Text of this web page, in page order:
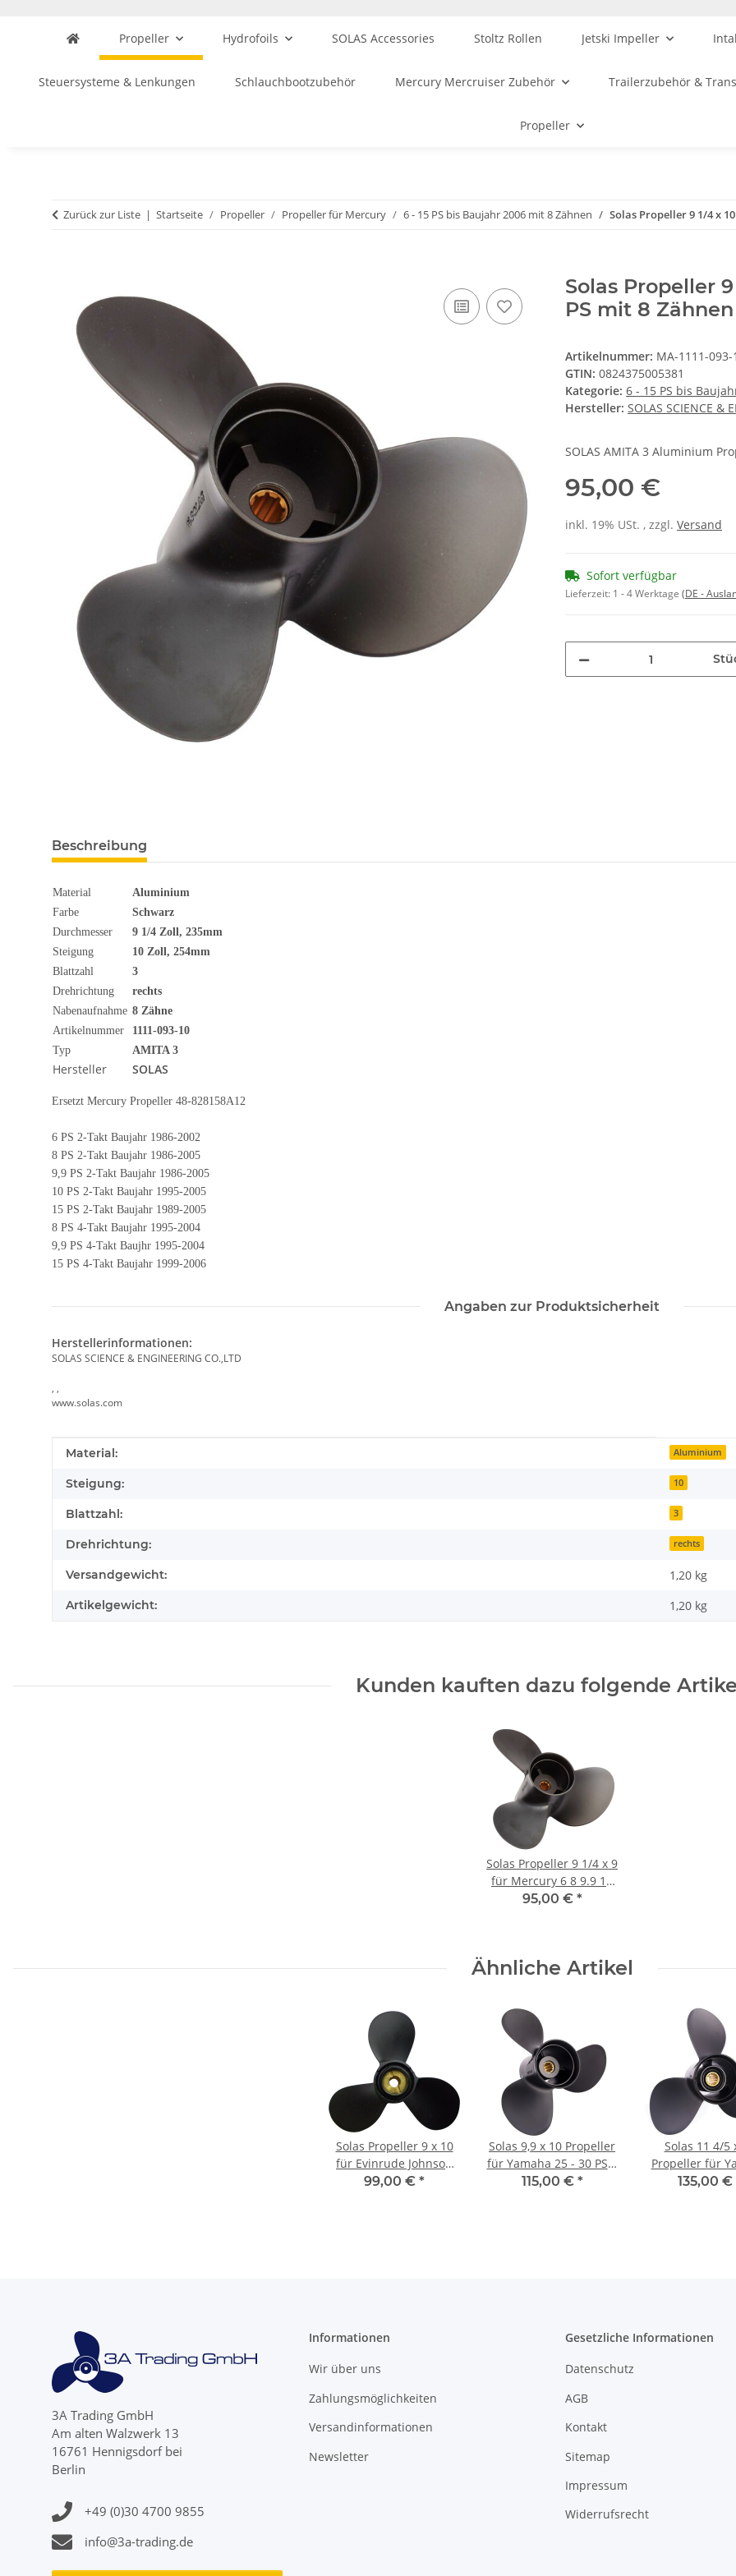
Propeller Hydrofoils SOLAS Accessories Stoltz Rollen Jetski Impeller
Steuersysteme & Lenkungen Schlauchbootzubehör Mercury Mercruiser Zubehör Trailerzubehör &
Propeller
Zurück zur Liste Startseite Propeller Propeller für Mercury 6 - 15 PS bis Baujahr 2006 mit 8 Zähnen Solas Propeller 9 1/4 x
Solas Propeller
PS mit 8 Zähnen
Artikelnummer: MA-1111-093-
GTIN: 0824375005381
Kategorie: 6 - 15 PS bis
Hersteller: SOLAS SCIENCE &
SOLAS AMITA 3 Aluminium
95,00 €
inkl. 19% USt. , zzgl. Versand
Sofort verfügbar
Lieferzeit: 1 - 4 Werktage (DE -
Beschreibung
Material
Aluminium
Farbe
Schwarz
Durchmesser
9 1/4 Zoll, 235mm
Steigung
10 Zoll, 254mm
Blattzahl
3
Drehrichtung
rechts
Nabenaufnahme 8 Zähne
Artikelnummer
1111-093-10
Typ
AMITA 3
Hersteller SOLAS
Ersetzt Mercury Propeller 48-828158A12
6 PS 2-Takt Baujahr 1986-2002
8 PS 2-Takt Baujahr 1986-2005
9,9 PS 2-Takt Baujahr 1986-2005
10 PS 2-Takt Baujahr 1995-2005
15 PS 2-Takt Baujahr 1989-2005
8 PS 4-Takt Baujahr 1995-2004
9,9 PS 4-Takt Baujhr 1995-2004
15 PS 4-Takt Baujahr 1999-2006
Angaben zur Produktsicherheit
Herstellerinformationen:
SOLAS SCIENCE & ENGINEERING CO.,LTD
, ,
www.solas.com
Produkteigenschaft
Wert
Material: Aluminium
Steigung: 10
Blattzahl: 3
Drehrichtung: rechts
Versandgewicht: 1,20 kg
Artikelgewicht: 1,20 kg
Kunden kauften dazu folgende
Solas Propeller 9 1/4 x 9
für Mercury 6 8 9.9 15
95,00 € *
Ähnliche Artikel
Solas Propeller 9 x 10
für Evinrude Johnson
10 - 28 PS 3 Blatt mit
99,00 € *
Solas 9,9 x 10 Propeller
für Yamaha 25 - 30 PS 3
Blatt mit 10 Zähnen
115,00 € *
Solas 11 4/5
Propeller für
40 50 60 PS 3
135,00 €
3A Trading GmbH
Am alten Walzwerk 13
16761 Hennigsdorf bei
Berlin
+49 (0)30 4700 9855
info@3a-trading.de
Informationen
Wir über uns
Zahlungsmöglichkeiten
Versandinformationen
Newsletter
Gesetzliche Informationen
Datenschutz
AGB
Kontakt
Sitemap
Impressum
Widerrufsrecht